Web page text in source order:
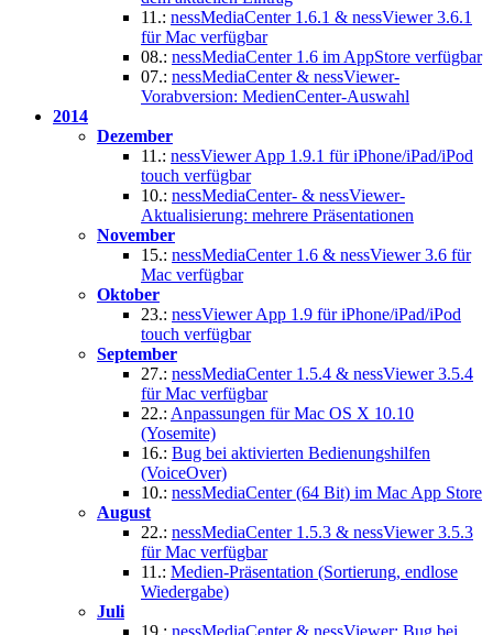
11.: nessMediaCenter 1.6.1 & nessViewer 3.6.1
für Mac verfügbar
08.: nessMediaCenter 1.6 im AppStore verfügbar
07.: nessMediaCenter & nessViewer-
Vorabversion: MedienCenter-Auswahl
2014
Dezember
11.: nessViewer App 1.9.1 für iPhone/iPad/iPod
touch verfügbar
10.: nessMediaCenter- & nessViewer-
Aktualisierung: mehrere Präsentationen
November
15.: nessMediaCenter 1.6 & nessViewer 3.6 für
Mac verfügbar
Oktober
23.: nessViewer App 1.9 für iPhone/iPad/iPod
touch verfügbar
September
27.: nessMediaCenter 1.5.4 & nessViewer 3.5.4
für Mac verfügbar
22.: Anpassungen für Mac OS X 10.10
(Yosemite)
16.: Bug bei aktivierten Bedienungshilfen
(VoiceOver)
10.: nessMediaCenter (64 Bit) im Mac App Store
August
22.: nessMediaCenter 1.5.3 & nessViewer 3.5.3
für Mac verfügbar
11.: Medien-Präsentation (Sortierung, endlose
Wiedergabe)
Juli
19.: nessMediaCenter & nessViewer: Bug bei